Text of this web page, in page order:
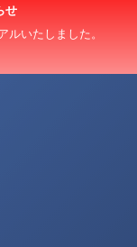
せ
いたしました。